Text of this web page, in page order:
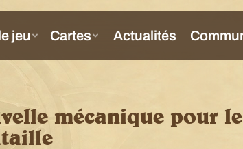
mécanique pour le